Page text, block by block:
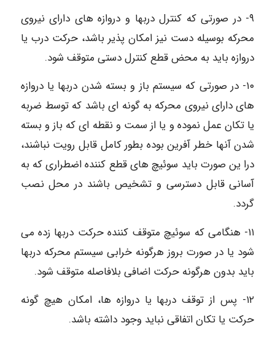
۹- در صورتی که کنترل دربها و دروازه های دارای نیروی
محرکه بوسیله دست نیز امکان پذیر باشد، حرکت درب یا
دروازه باید به محض قطع کنترل دستی متوقف شود.
۱۰- در صورتی که سیستم باز و بسته شدن دربها یا دروازه
های دارای نیروی محرکه به گونه ای باشد که توسط ضربه
یا تکان عمل نموده و یا از سمت و نقطه ای که باز و بسته
شدن آنها خطر آفرین بوده بطور کامل قابل رویت نباشند،
درا ین صورت باید سوئیچ های قطع کننده اضطراری که به
آسانی قابل دسترسی و تشخیص باشند در محل نصب
گردد.
۱۱- هنگامی که سوئیچ متوقف کننده حرکت دربها زده می
شود یا در صورت بروز هرگونه خرابی سیستم محرکه دربها
باید بدون هرگونه حرکت اضافی بلافاصله متوقف شود.
۱۲- پس از توقف دربها یا دروازه ها، امکان هیچ گونه
حرکت یا تکان اتفاقی نباید وجود داشته باشد.